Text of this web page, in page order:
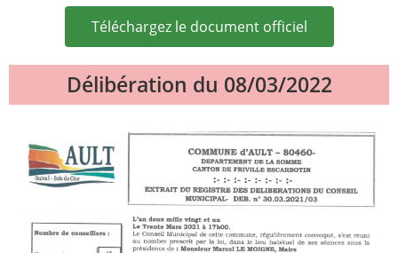
Téléchargez le document officiel
Délibération du 08/03/2022